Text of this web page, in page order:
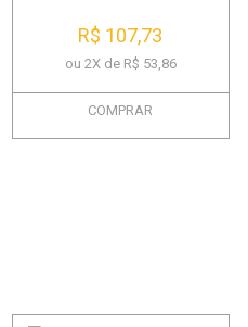
R$ 107,73
ou 2X de R$ 53,86
COMPRAR